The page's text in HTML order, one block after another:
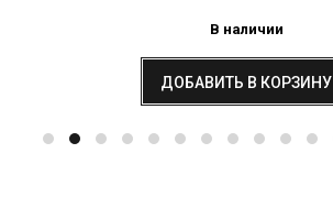
В наличии
ДОБАВИТЬ В КОРЗИНУ